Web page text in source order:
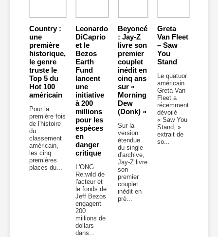
Country :
une
première
historique,
le genre
truste le
Top 5 du
Hot 100
américain
Pour la
première fois
de l'histoire
du
classement
américain,
les cinq
premières
places du...
Leonardo
DiCaprio
et le
Bezos
Earth
Fund
lancent
une
initiative
à 200
millions
pour les
espèces
en
danger
critique
L'ONG
Re:wild de
l'acteur et
le fonds de
Jeff Bezos
engagent
200
millions de
dollars
dans...
Beyoncé
: Jay-Z
livre son
premier
couplet
inédit en
cinq ans
sur «
Morning
Dew
(Donk) »
Sur la
version
étendue
du single
d'archive,
Jay-Z livre
son
premier
couplet
inédit en
prè...
Greta
Van Fleet
– Saw
You
Stand
Le quatuor
américain
Greta Van
Fleet a
récemment
dévoilé
« Saw You
Stand, »
extrait de
so...